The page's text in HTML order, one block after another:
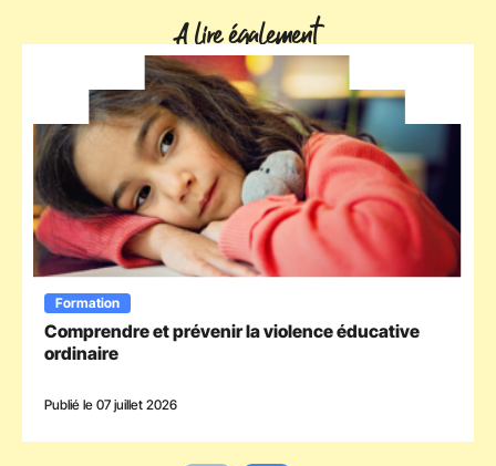
A lire également
Formation
Comprendre et prévenir la violence éducative
ordinaire
Publié le 07 juillet 2026